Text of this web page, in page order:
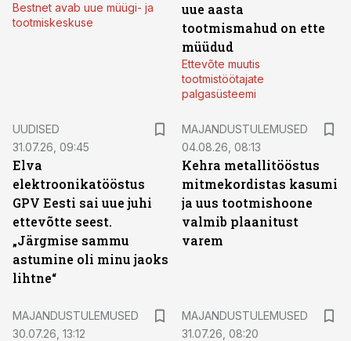
Bestnet avab uue müügi- ja
tootmiskeskuse
uue aasta
tootmismahud on ette
müüdud
Ettevõte muutis
tootmistöötajate
palgasüsteemi
UUDISED
31.07.26, 09:45
Elva
elektroonikatööstus
GPV Eesti sai uue juhi
ettevõtte seest.
„Järgmise sammu
astumine oli minu jaoks
lihtne“
MAJANDUSTULEMUSED
04.08.26, 08:13
Kehra metallitööstus
mitmekordistas kasumi
ja uus tootmishoone
valmib plaanitust
varem
MAJANDUSTULEMUSED
30.07.26, 13:12
MAJANDUSTULEMUSED
31.07.26, 08:20